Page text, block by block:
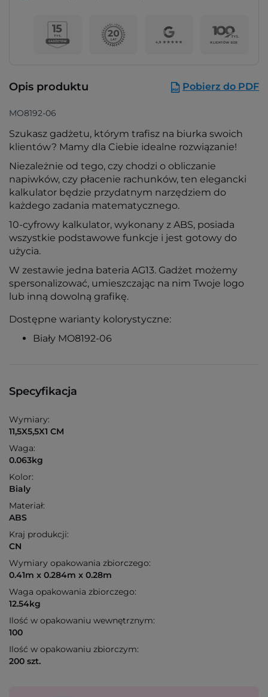
Opis produktu Pobierz do PDF
MO8192-06
Szukasz gadżetu, którym trafisz na biurka swoich
klientów? Mamy dla Ciebie idealne rozwiązanie!
Niezależnie od tego, czy chodzi o obliczanie
napiwków, czy płacenie rachunków, ten elegancki
kalkulator będzie przydatnym narzędziem do
każdego zadania matematycznego.
10-cyfrowy kalkulator, wykonany z ABS, posiada
wszystkie podstawowe funkcje i jest gotowy do
użycia.
W zestawie jedna bateria AG13. Gadżet możemy
spersonalizować, umieszczając na nim Twoje logo
lub inną dowolną grafikę.
Dostępne warianty kolorystyczne:
Biały MO8192-06
Specyfikacja
Wymiary:
11,5X5,5X1 CM
Waga:
0.063kg
Kolor:
Bialy
Materiał:
ABS
Kraj produkcji:
CN
Wymiary opakowania zbiorczego:
0.41m x 0.284m x 0.28m
Waga opakowania zbiorczego:
12.54kg
Ilość w opakowaniu wewnętrznym:
100
Ilość w opakowaniu zbiorczym:
200 szt.